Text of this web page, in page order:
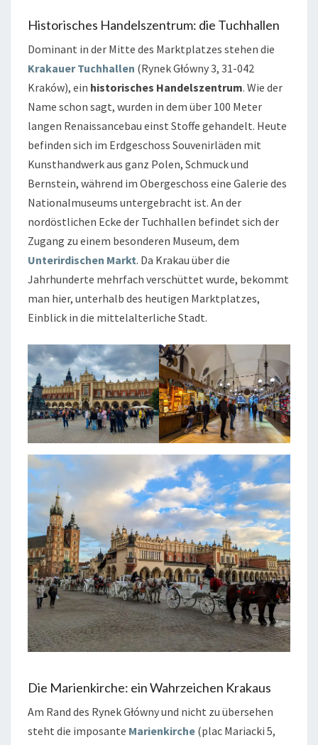
Historisches Handelszentrum: die Tuchhallen
Dominant in der Mitte des Marktplatzes stehen die
Krakauer Tuchhallen (Rynek Główny 3, 31-042
Kraków), ein historisches Handelszentrum. Wie der
Name schon sagt, wurden in dem über 100 Meter
langen Renaissancebau einst Stoffe gehandelt. Heute
befinden sich im Erdgeschoss Souvenirläden mit
Kunsthandwerk aus ganz Polen, Schmuck und
Bernstein, während im Obergeschoss eine Galerie des
Nationalmuseums untergebracht ist. An der
nordöstlichen Ecke der Tuchhallen befindet sich der
Zugang zu einem besonderen Museum, dem
Unterirdischen Markt. Da Krakau über die
Jahrhunderte mehrfach verschüttet wurde, bekommt
man hier, unterhalb des heutigen Marktplatzes,
Einblick in die mittelalterliche Stadt.
Die Marienkirche: ein Wahrzeichen Krakaus
Am Rand des Rynek Główny und nicht zu übersehen
steht die imposante Marienkirche (plac Mariacki 5,